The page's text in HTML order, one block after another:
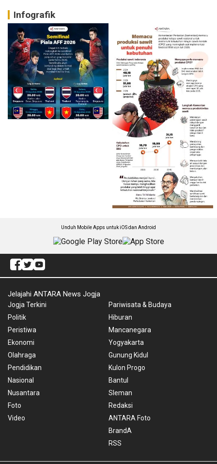
Infografik
Unduh Mobile Apps untuk iOS dan Android
Jelajahi ANTARA News Jogja
Jogja Terkini
Politik
Peristiwa
Ekonomi
Olahraga
Pendidikan
Nasional
Nusantara
Foto
Video
Pariwisata & Budaya
Hiburan
Mancanegara
Yogyakarta
Gunung Kidul
Kulon Progo
Bantul
Sleman
Redaksi
ANTARA Foto
BrandA
RSS